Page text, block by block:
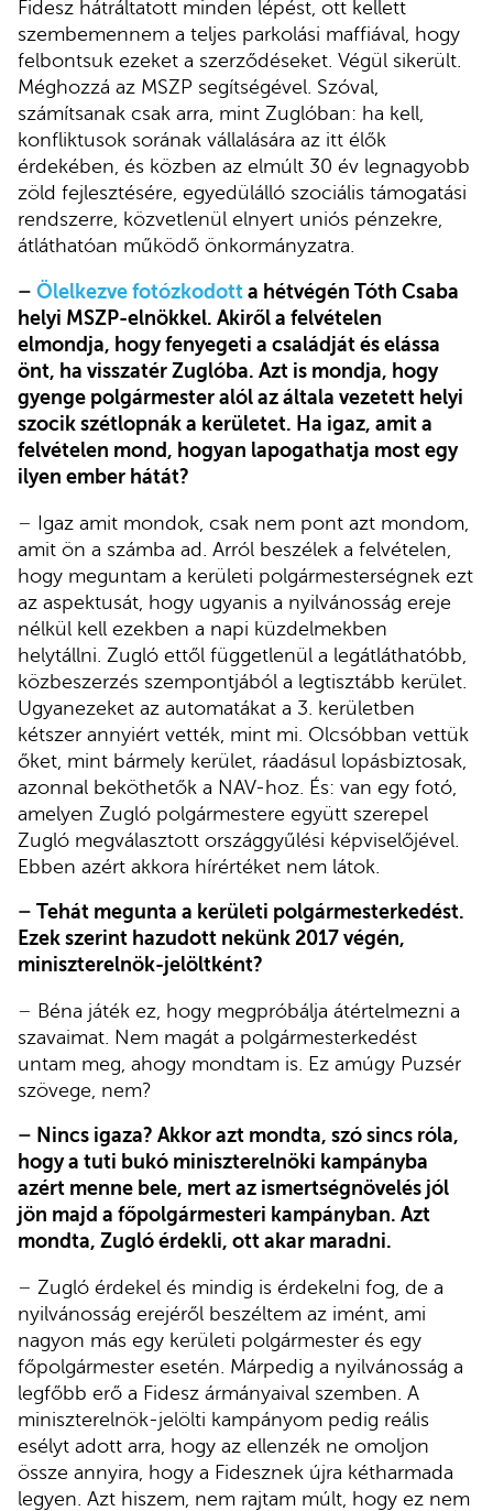
Fidesz hátráltatott minden lépést, ott kellett
szembemennem a teljes parkolási maffiával, hogy
felbontsuk ezeket a szerződéseket. Végül sikerült.
Méghozzá az MSZP segítségével. Szóval,
számítsanak csak arra, mint Zuglóban: ha kell,
konfliktusok sorának vállalására az itt élők
érdekében, és közben az elmúlt 30 év legnagyobb
zöld fejlesztésére, egyedülálló szociális támogatási
rendszerre, közvetlenül elnyert uniós pénzekre,
átláthatóan működő önkormányzatra.
– Ölelkezve fotózkodott a hétvégén Tóth Csaba
helyi MSZP-elnökkel. Akiről a felvételen
elmondja, hogy fenyegeti a családját és elássa
önt, ha visszatér Zuglóba. Azt is mondja, hogy
gyenge polgármester alól az általa vezetett helyi
szocik szétlopnák a kerületet. Ha igaz, amit a
felvételen mond, hogyan lapogathatja most egy
ilyen ember hátát?
– Igaz amit mondok, csak nem pont azt mondom,
amit ön a számba ad. Arról beszélek a felvételen,
hogy meguntam a kerületi polgármesterségnek ezt
az aspektusát, hogy ugyanis a nyilvánosság ereje
nélkül kell ezekben a napi küzdelmekben
helytállni. Zugló ettől függetlenül a legátláthatóbb,
közbeszerzés szempontjából a legtisztább kerület.
Ugyanezeket az automatákat a 3. kerületben
kétszer annyiért vették, mint mi. Olcsóbban vettük
őket, mint bármely kerület, ráadásul lopásbiztosak,
azonnal beköthetők a NAV-hoz. És: van egy fotó,
amelyen Zugló polgármestere együtt szerepel
Zugló megválasztott országgyűlési képviselőjével.
Ebben azért akkora hírértéket nem látok.
– Tehát megunta a kerületi polgármesterkedést.
Ezek szerint hazudott nekünk 2017 végén,
miniszterelnök-jelöltként?
– Béna játék ez, hogy megpróbálja átértelmezni a
szavaimat. Nem magát a polgármesterkedést
untam meg, ahogy mondtam is. Ez amúgy Puzsér
szövege, nem?
– Nincs igaza? Akkor azt mondta, szó sincs róla,
hogy a tuti bukó miniszterelnöki kampányba
azért menne bele, mert az ismertségnövelés jól
jön majd a főpolgármesteri kampányban. Azt
mondta, Zugló érdekli, ott akar maradni.
– Zugló érdekel és mindig is érdekelni fog, de a
nyilvánosság erejéről beszéltem az imént, ami
nagyon más egy kerületi polgármester és egy
főpolgármester esetén. Márpedig a nyilvánosság a
legfőbb erő a Fidesz ármányaival szemben. A
miniszterelnök-jelölti kampányom pedig reális
esélyt adott arra, hogy az ellenzék ne omoljon
össze annyira, hogy a Fidesznek újra kétharmada
legyen. Azt hiszem, nem rajtam múlt, hogy ez nem